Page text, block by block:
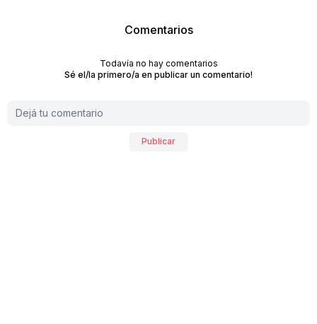
Comentarios
Todavía no hay comentarios
Sé el/la primero/a en publicar un comentario!
Publicar